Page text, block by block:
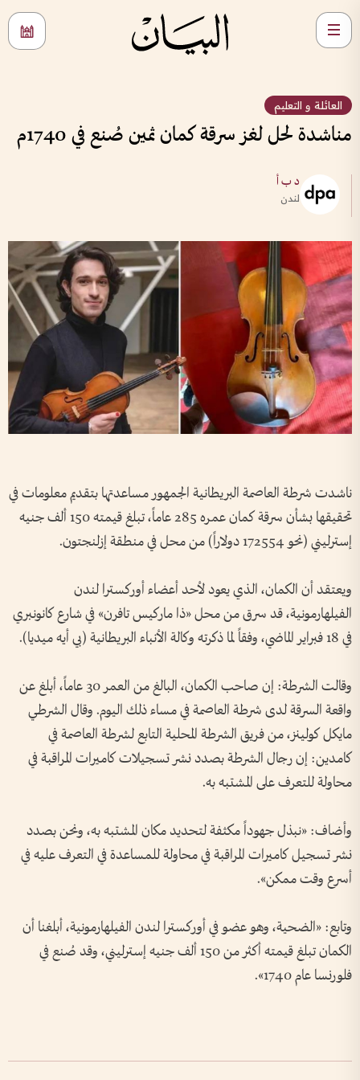
العائلة و التعليم
مناشدة لحل لغز سرقة كمان ثمين صُنع في 1740م
د ب أ
لندن
ناشدت شرطة العاصمة البريطانية الجمهور مساعدتها بتقديم معلومات في
تحقيقها بشأن سرقة كمان عمره 285 عاماً، تبلغ قيمته 150 ألف جنيه
إسترليني (نحو 172554 دولاراً) من محل في منطقة إزلنجتون.
ويعتقد أن الكمان، الذي يعود لأحد أعضاء أوركسترا لندن
الفيلهارمونية، قد سرق من محل «ذا ماركيس تافرن» في شارع كانونبري
في 18 فبراير الماضي، وفقاً لما ذكرته وكالة الأنباء البريطانية (بي أيه ميديا).
وقالت الشرطة: إن صاحب الكمان، البالغ من العمر 30 عاماً، أبلغ عن
واقعة السرقة لدى شرطة العاصمة في مساء ذلك اليوم. وقال الشرطي
مايكل كولينز، من فريق الشرطة المحلية التابع لشرطة العاصمة في
كامدين: إن رجال الشرطة بصدد نشر تسجيلات كاميرات المراقبة في
محاولة للتعرف على المشتبه به.
وأضاف: «نبذل جهوداً مكثفة لتحديد مكان المشتبه به، ونحن بصدد
نشر تسجيل كاميرات المراقبة في محاولة للمساعدة في التعرف عليه في
أسرع وقت ممكن».
وتابع: «الضحية، وهو عضو في أوركسترا لندن الفيلهارمونية، أبلغنا أن
الكمان تبلغ قيمته أكثر من 150 ألف جنيه إسترليني، وقد صُنع في
فلورنسا عام 1740».